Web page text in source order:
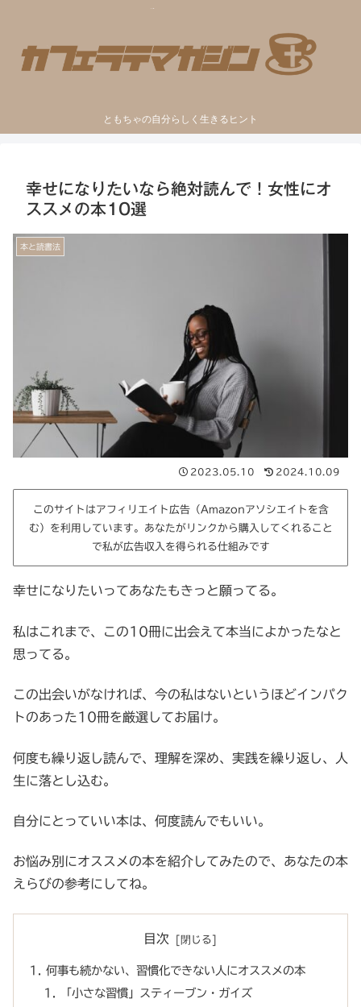
ともちゃの自分らしく生きるヒント
幸せになりたいなら絶対読んで！女性にオ
ススメの本10選
本と読書法
2023.05.10 2024.10.09
このサイトはアフィリエイト広告（Amazonアソシエイトを含
む）を利用しています。あなたがリンクから購入してくれること
で私が広告収入を得られる仕組みです
幸せになりたいってあなたもきっと願ってる。
私はこれまで、この10冊に出会えて本当によかったなと
思ってる。
この出会いがなければ、今の私はないというほどインパク
トのあった10冊を厳選してお届け。
何度も繰り返し読んで、理解を深め、実践を繰り返し、人
生に落とし込む。
自分にとっていい本は、何度読んでもいい。
お悩み別にオススメの本を紹介してみたので、あなたの本
えらびの参考にしてね。
目次
何事も続かない、習慣化できない人にオススメの本
「小さな習慣」スティーブン・ガイズ